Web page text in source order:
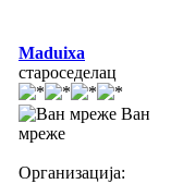
Maduixa
староседелац
Ван
мреже
Организација: